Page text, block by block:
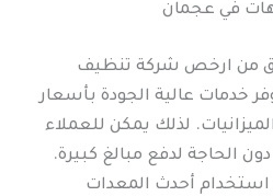
في عجمان
من ارخص شركة تنظيف
خدمات عالية الجودة بأسعار
لذلك يمكن للعملاء
الحاجة لدفع مبالغ كبيرة.
أحدث المعدات